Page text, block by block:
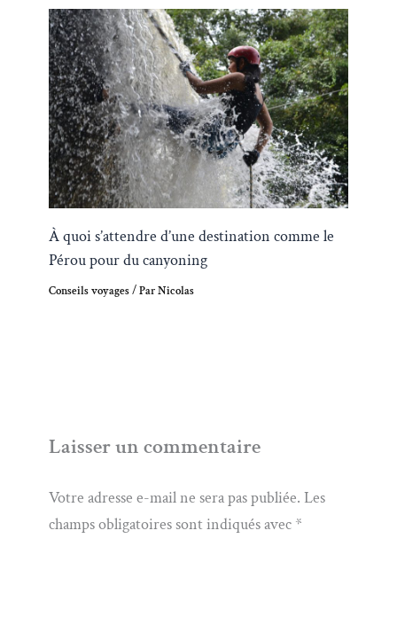
À quoi s’attendre d’une destination comme le
Pérou pour du canyoning
Conseils voyages/ ParNicolas
Laisser un commentaire
Votre adresse e-mail ne sera pas publiée. Les
champs obligatoires sont indiqués avec *